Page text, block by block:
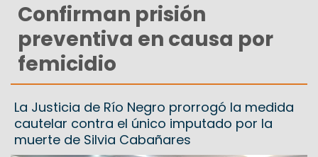
Confirman prisión
preventiva en causa por
femicidio
La Justicia de Río Negro prorrogó la medida
cautelar contra el único imputado por la
muerte de Silvia Cabañares